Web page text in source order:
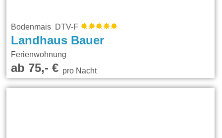
Bodenmais DTV-F
Landhaus Bauer
Ferienwohnung
ab 75,- €pro Nacht